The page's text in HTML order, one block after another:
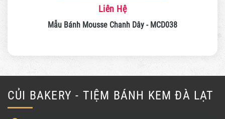
Liên Hệ
Mẫu Bánh Mousse Chanh Dây - MCD037
CỦI BAKERY - TIỆM BÁNH KEM ĐÀ LẠT